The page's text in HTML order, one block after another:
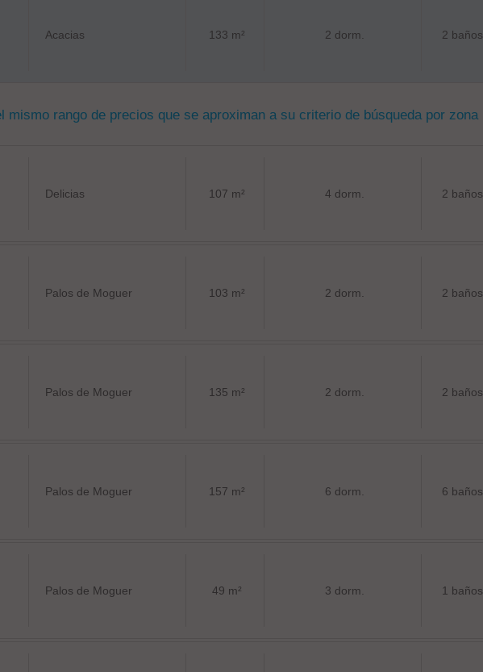
Acacias 133 m² 2 dorm. 2 baños
mismo rango de precios que se aproximan a su criterio de búsqueda por zona
Delicias 107 m² 4 dorm. 2 baños
Palos de Moguer 103 m² 2 dorm. 2 baños
Palos de Moguer 135 m² 2 dorm. 2 baños
Palos de Moguer 157 m² 6 dorm. 6 baños
Palos de Moguer 49 m² 3 dorm. 1 baños